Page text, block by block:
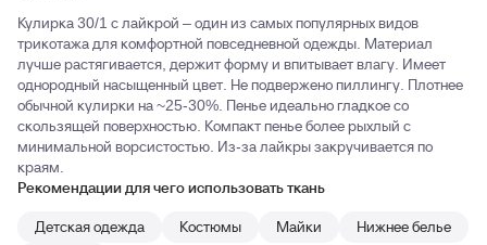
Кулирка 30/1 с лайкрой – один из самых популярных видов
трикотажа для комфортной повседневной одежды. Материал
лучше растягивается, держит форму и впитывает влагу. Имеет
однородный насыщенный цвет. Не подвержено пиллингу. Плотнее
обычной кулирки на ~25-30%. Пенье идеально гладкое со
скользящей поверхностью. Компакт пенье более рыхлый с
минимальной ворсистостью. Из-за лайкры закручивается по
краям.
Рекомендации для чего использовать ткань
Детская одежда
Костюмы Майки
Нижнее белье